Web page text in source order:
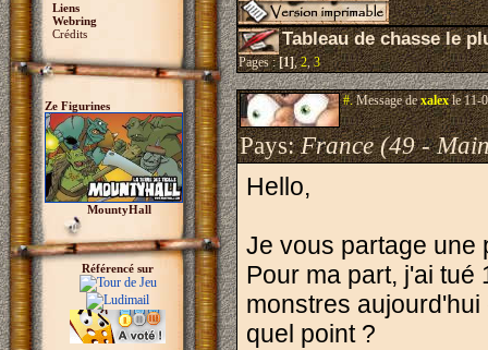
Liens
Webring
Crédits
Ze Figurines
MountyHall
Référencé sur
Tableau de chasse le
Pages :[1],2,3
#.Message dexalexle 11-
Pays:France (49 -
Hello,
Je vous partage une
Pour ma part, j'ai tué
monstres
quel point ?